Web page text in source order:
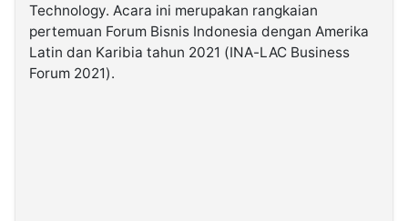
Kabarbaru
Media
Holding
Technology. Acara ini merupakan rangkaian
pertemuan Forum Bisnis Indonesia dengan Amerika
Latin dan Karibia tahun 2021 (INA-LAC Business
Forum 2021).